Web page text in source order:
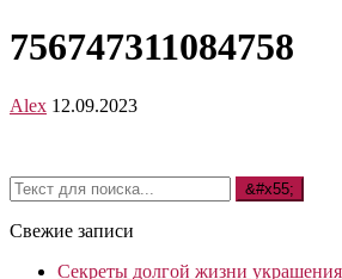
756747311084758
Alex 12.09.2023
Свежие записи
Секреты долгой жизни